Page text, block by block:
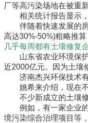
厂等高污染场地在被重
相关统计报告显示，
伴随着快速发展的房
高达30%-50%)粗略推算
几乎每周都有土壤修复
山东省农业环境保护
近2000亿元。因为土壤
济南杰兴环保技术有
姚希来介绍，现在不
不少新成立的土壤修
例如，有一家企业的
境污染综合治理项目等